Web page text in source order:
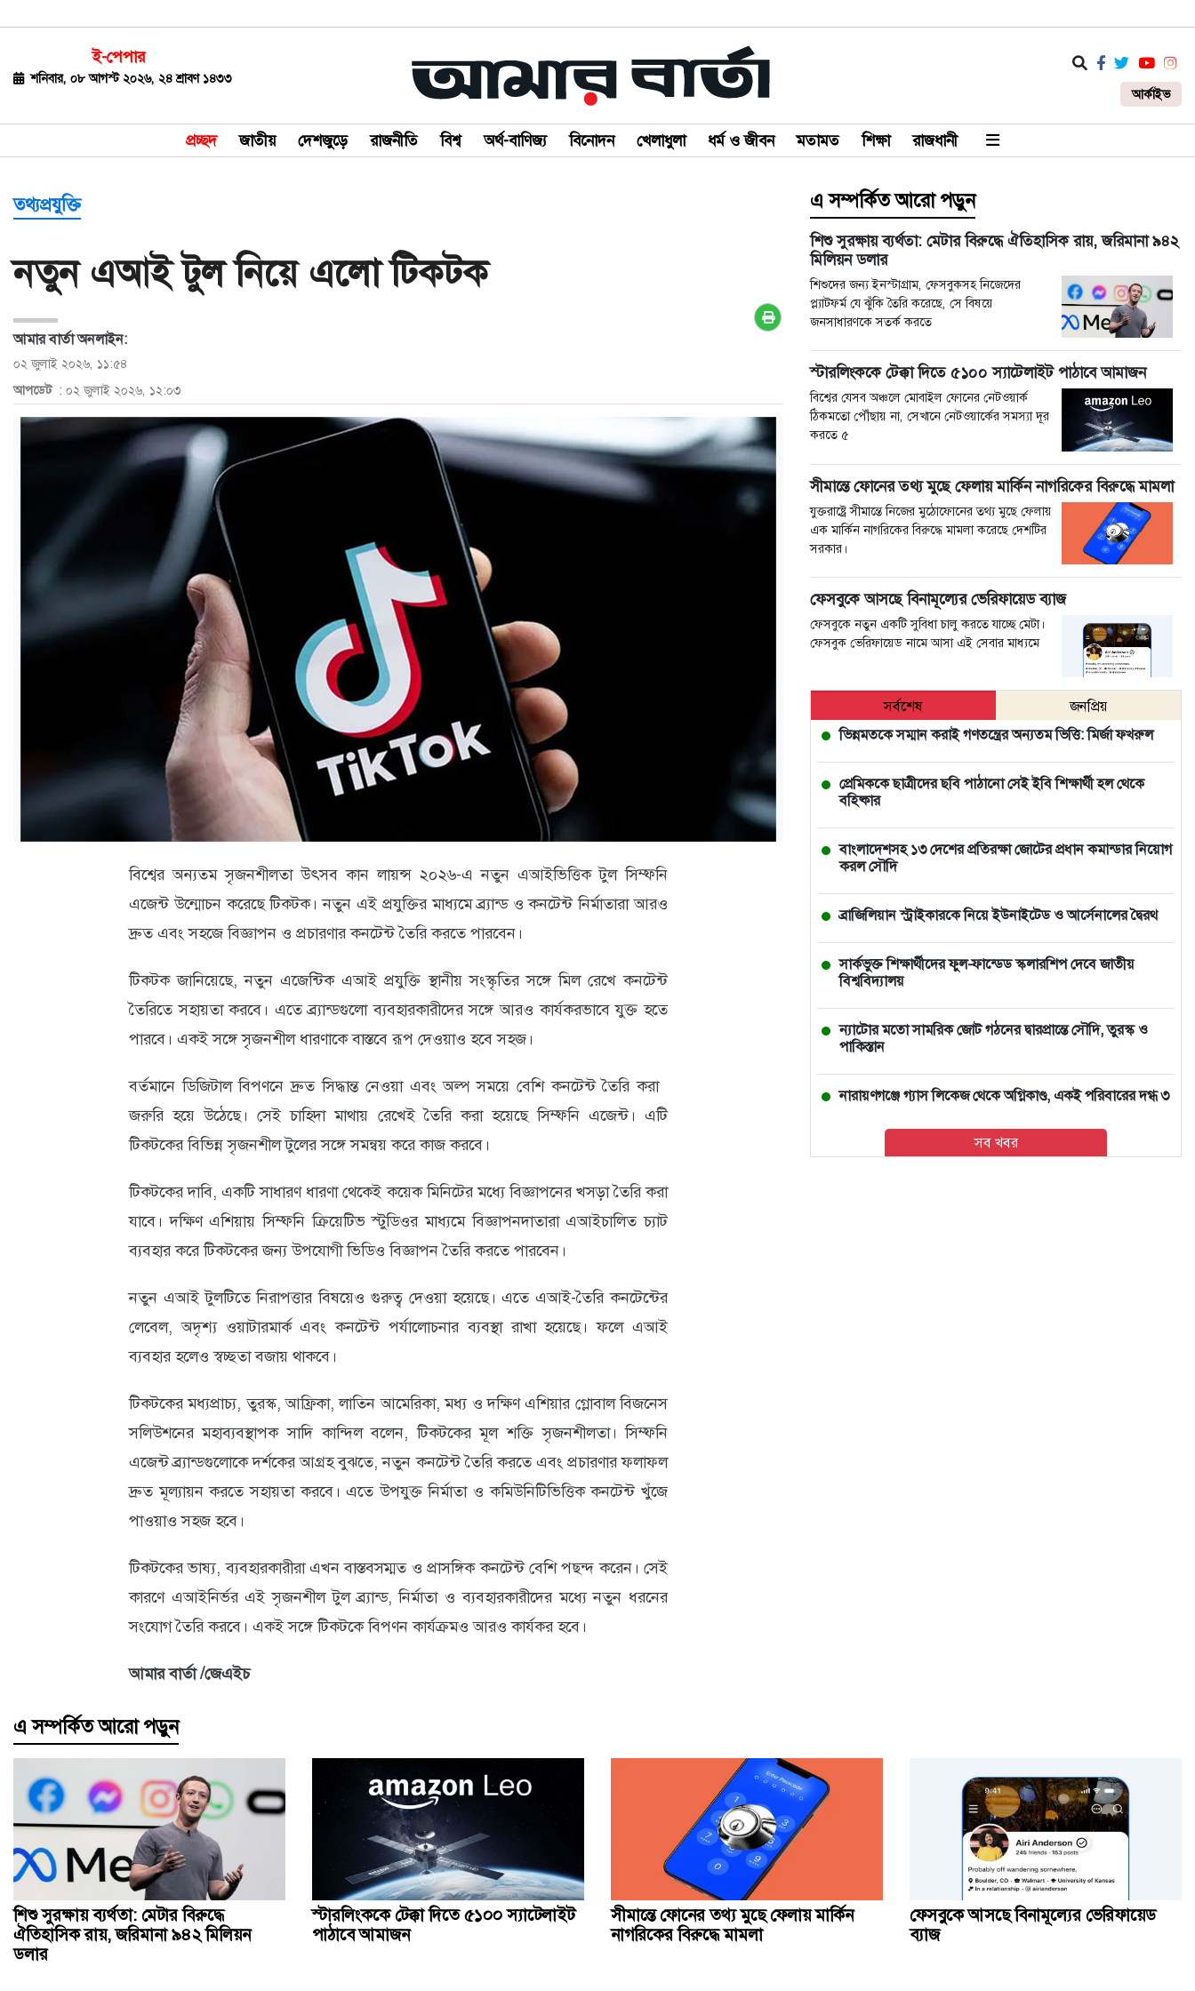
ই-পেপার
শনিবার, ০৮ আগস্ট ২০২৬, ২৪ শ্রাবণ ১৪৩৩
আর্কাইভ
প্রচ্ছদ জাতীয় দেশজুড়ে রাজনীতি বিশ্ব অর্থ-বাণিজ্য বিনোদন খেলাধুলা ধর্ম ও জীবন মতামত শিক্ষা রাজধানী
জাতীয়
রাজনীতি
বিশ্ব
বাণিজ্য
খেলাধুলা
ধর্ম
ও
শিক্ষা
রাজধানী
আইন-
আদালত
তথ্যপ্রযুক্তি
তথ্যপ্রযুক্তি
নতুন এআই টুল নিয়ে এলো টিকটক
আমার বার্তা অনলাইন:
০২ জুলাই ২০২৬, ১১:৫৪
আপডেট : ০২ জুলাই ২০২৬, ১২:০৩
বিশ্বের অন্যতম সৃজনশীলতা উৎসব কান লায়ন্স ২০২৬-এ নতুন এআইভিত্তিক টুল সিম্ফনি
এজেন্ট উন্মোচন করেছে টিকটক। নতুন এই প্রযুক্তির মাধ্যমে ব্র্যান্ড ও কনটেন্ট নির্মাতারা আরও
দ্রুত এবং সহজে বিজ্ঞাপন ও প্রচারণার কনটেন্ট তৈরি করতে পারবেন।
টিকটক জানিয়েছে, নতুন এজেন্টিক এআই প্রযুক্তি স্থানীয় সংস্কৃতির সঙ্গে মিল রেখে কনটেন্ট
তৈরিতে সহায়তা করবে। এতে ব্র্যান্ডগুলো ব্যবহারকারীদের সঙ্গে আরও কার্যকরভাবে যুক্ত হতে
পারবে। একই সঙ্গে সৃজনশীল ধারণাকে বাস্তবে রূপ দেওয়াও হবে সহজ।
বর্তমানে ডিজিটাল বিপণনে দ্রুত সিদ্ধান্ত নেওয়া এবং অল্প সময়ে বেশি কনটেন্ট তৈরি করা
জরুরি হয়ে উঠেছে। সেই চাহিদা মাথায় রেখেই তৈরি করা হয়েছে সিম্ফনি এজেন্ট। এটি
টিকটকের বিভিন্ন সৃজনশীল টুলের সঙ্গে সমন্বয় করে কাজ করবে।
টিকটকের দাবি, একটি সাধারণ ধারণা থেকেই কয়েক মিনিটের মধ্যে বিজ্ঞাপনের খসড়া তৈরি করা
যাবে। দক্ষিণ এশিয়ায় সিম্ফনি ক্রিয়েটিভ স্টুডিওর মাধ্যমে বিজ্ঞাপনদাতারা এআইচালিত চ্যাট
ব্যবহার করে টিকটকের জন্য উপযোগী ভিডিও বিজ্ঞাপন তৈরি করতে পারবেন।
নতুন এআই টুলটিতে নিরাপত্তার বিষয়েও গুরুত্ব দেওয়া হয়েছে। এতে এআই-তৈরি কনটেন্টের
লেবেল, অদৃশ্য ওয়াটারমার্ক এবং কনটেন্ট পর্যালোচনার ব্যবস্থা রাখা হয়েছে। ফলে এআই
ব্যবহার হলেও স্বচ্ছতা বজায় থাকবে।
টিকটকের মধ্যপ্রাচ্য, তুরস্ক, আফ্রিকা, লাতিন আমেরিকা, মধ্য ও দক্ষিণ এশিয়ার গ্লোবাল বিজনেস
সলিউশনের মহাব্যবস্থাপক সাদি কান্দিল বলেন, টিকটকের মূল শক্তি সৃজনশীলতা। সিম্ফনি
এজেন্ট ব্র্যান্ডগুলোকে দর্শকের আগ্রহ বুঝতে, নতুন কনটেন্ট তৈরি করতে এবং প্রচারণার ফলাফল
দ্রুত মূল্যায়ন করতে সহায়তা করবে। এতে উপযুক্ত নির্মাতা ও কমিউনিটিভিত্তিক কনটেন্ট খুঁজে
পাওয়াও সহজ হবে।
টিকটকের ভাষ্য, ব্যবহারকারীরা এখন বাস্তবসম্মত ও প্রাসঙ্গিক কনটেন্ট বেশি পছন্দ করেন। সেই
কারণে এআইনির্ভর এই সৃজনশীল টুল ব্র্যান্ড, নির্মাতা ও ব্যবহারকারীদের মধ্যে নতুন ধরনের
সংযোগ তৈরি করবে। একই সঙ্গে টিকটকে বিপণন কার্যক্রমও আরও কার্যকর হবে।
আমার বার্তা /জেএইচ
এ সম্পর্কিত আরো পড়ুন
শিশু সুরক্ষায় ব্যর্থতা: মেটার বিরুদ্ধে ঐতিহাসিক রায়, জরিমানা ৯৪২
মিলিয়ন ডলার
শিশুদের জন্য ইনস্টাগ্রাম, ফেসবুকসহ নিজেদের
প্ল্যাটফর্ম যে ঝুঁকি তৈরি করেছে, সে বিষয়ে
জনসাধারণকে সতর্ক করতে
স্টারলিংককে টেক্কা দিতে ৫১০০ স্যাটেলাইট পাঠাবে আমাজন
বিশ্বের যেসব অঞ্চলে মোবাইল ফোনের নেটওয়ার্ক
ঠিকমতো পৌঁছায় না, সেখানে নেটওয়ার্কের সমস্যা দূর
করতে ৫
সীমান্তে ফোনের তথ্য মুছে ফেলায় মার্কিন নাগরিকের বিরুদ্ধে মামলা
যুক্তরাষ্ট্রে সীমান্তে নিজের মুঠোফোনের তথ্য মুছে ফেলায়
এক মার্কিন নাগরিকের বিরুদ্ধে মামলা করেছে দেশটির
সরকার।
ফেসবুকে আসছে বিনামূল্যের ভেরিফায়েড ব্যাজ
ফেসবুকে নতুন একটি সুবিধা চালু করতে যাচ্ছে মেটা।
ফেসবুক ভেরিফায়েড নামে আসা এই সেবার মাধ্যমে
সর্বশেষ
জনপ্রিয়
ভিন্নমতকে সম্মান করাই গণতন্ত্রের অন্যতম ভিত্তি: মির্জা ফখরুল
প্রেমিককে ছাত্রীদের ছবি পাঠানো সেই ইবি শিক্ষার্থী হল থেকে
বহিষ্কার
বাংলাদেশসহ ১৩ দেশের প্রতিরক্ষা জোটের প্রধান কমান্ডার নিয়োগ
করল সৌদি
ব্রাজিলিয়ান স্ট্রাইকারকে নিয়ে ইউনাইটেড ও আর্সেনালের দ্বৈরথ
সার্কভুক্ত শিক্ষার্থীদের ফুল-ফান্ডেড স্কলারশিপ দেবে জাতীয়
বিশ্ববিদ্যালয়
ন্যাটোর মতো সামরিক জোট গঠনের দ্বারপ্রান্তে সৌদি, তুরস্ক ও
পাকিস্তান
নারায়ণগঞ্জে গ্যাস লিকেজ থেকে অগ্নিকাণ্ড, একই পরিবারের দগ্ধ ৩
আমিও বিশ্বাস করতে চাই তিনি ডিসেম্বরেই আসবেন: আইনমন্ত্রী
সোনার গহনার দাম ভরিতে কমলো ৩২৬৬ টাকা
সব খবর
এ সম্পর্কিত আরো পড়ুন
শিশু সুরক্ষায় ব্যর্থতা: মেটার বিরুদ্ধে
ঐতিহাসিক রায়, জরিমানা ৯৪২ মিলিয়ন
ডলার
স্টারলিংককে টেক্কা দিতে ৫১০০ স্যাটেলাইট
পাঠাবে আমাজন
সীমান্তে ফোনের তথ্য মুছে ফেলায় মার্কিন
নাগরিকের বিরুদ্ধে মামলা
ফেসবুকে আসছে বিনামূল্যের ভেরিফায়েড
ব্যাজ